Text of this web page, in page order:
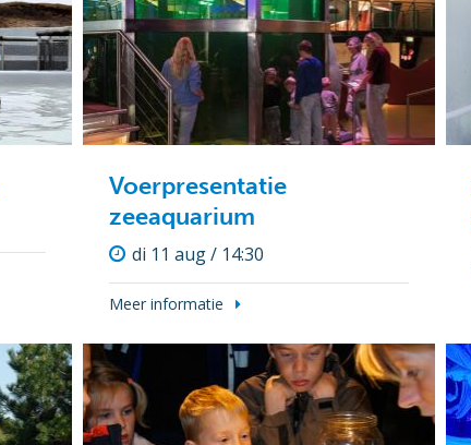
Voerpresentatie
zeeaquarium
di 11 aug / 14:30
Meer informatie